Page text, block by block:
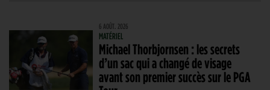
6 AOÛT. 2026
MATÉRIEL
Michael Thorbjornsen : les secrets
d’un sac qui a changé de visage
avant son premier succès sur le PGA